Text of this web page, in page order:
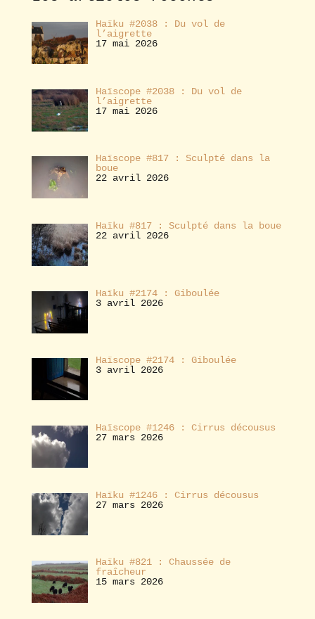
Haïku #2038 : Du vol de
l’aigrette
17 mai 2026
Haïscope #2038 : Du vol de
l’aigrette
17 mai 2026
Haïscope #817 : Sculpté dans la
boue
22 avril 2026
Haïku #817 : Sculpté dans la boue
22 avril 2026
Haïku #2174 : Giboulée
3 avril 2026
Haïscope #2174 : Giboulée
3 avril 2026
Haïscope #1246 : Cirrus décousus
27 mars 2026
Haïku #1246 : Cirrus décousus
27 mars 2026
Haïku #821 : Chaussée de
fraîcheur
15 mars 2026